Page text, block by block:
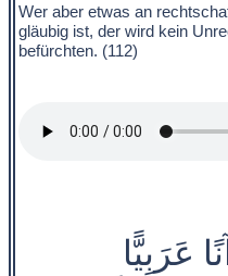
Wer aber etwas an
gläubig ist, der wird kein
befürchten. (112)
عَرَبِيًّا